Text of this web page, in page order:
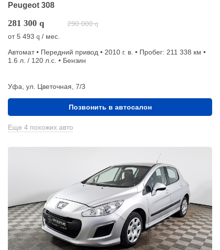
Peugeot 308
281 300 q 290 000 q
от5 493 q / мес.
Автомат • Передний привод • 2010 г. в. • Пробег: 211 338 км •
1.6 л. / 120 л.с. • Бензин
Уфа, ул. Цветочная, 7/3
Позвонить в автосалон
Еще 4 похожих авто